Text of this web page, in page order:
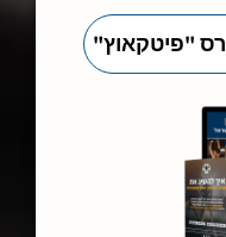
"פיטקאוץ"